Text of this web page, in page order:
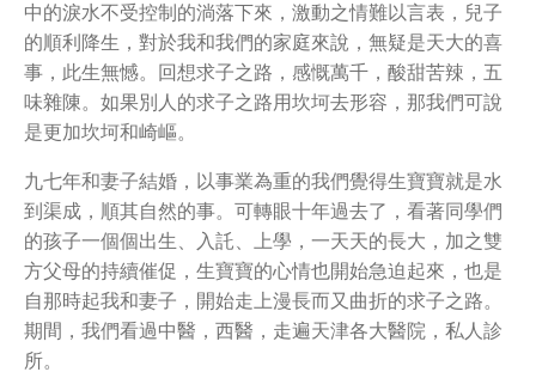
中的淚水不受控制的淌落下來，激動之情難以言表，兒子
的順利降生，對於我和我們的家庭來說，無疑是天大的喜
事，此生無憾。回想求子之路，感慨萬千，酸甜苦辣，五
味雜陳。如果別人的求子之路用坎坷去形容，那我們可說
是更加坎坷和崎嶇。
九七年和妻子結婚，以事業為重的我們覺得生寶寶就是水
到渠成，順其自然的事。可轉眼十年過去了，看著同學們
的孩子一個個出生、入託、上學，一天天的長大，加之雙
方父母的持續催促，生寶寶的心情也開始急迫起來，也是
自那時起我和妻子，開始走上漫長而又曲折的求子之路。
期間，我們看過中醫，西醫，走遍天津各大醫院，私人診
所。